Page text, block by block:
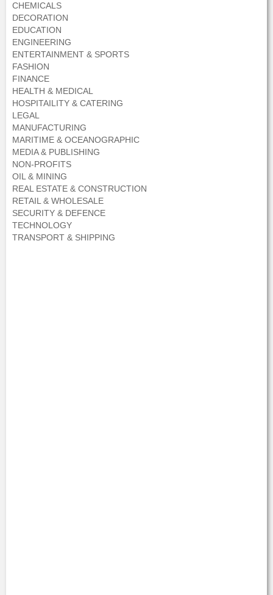
CHEMICALS
DECORATION
EDUCATION
ENGINEERING
ENTERTAINMENT & SPORTS
FASHION
FINANCE
HEALTH & MEDICAL
HOSPITAILITY & CATERING
LEGAL
MANUFACTURING
MARITIME & OCEANOGRAPHIC
MEDIA & PUBLISHING
NON-PROFITS
OIL & MINING
REAL ESTATE & CONSTRUCTION
RETAIL & WHOLESALE
SECURITY & DEFENCE
TECHNOLOGY
TRANSPORT & SHIPPING